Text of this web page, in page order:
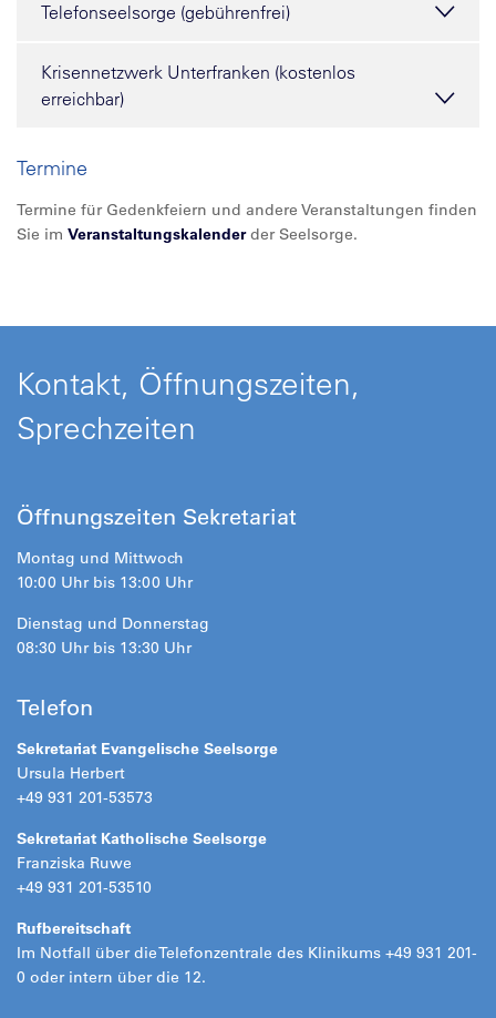
Telefonseelsorge (gebührenfrei)
Krisennetzwerk Unterfranken (kostenlos
erreichbar)
Termine
Termine für Gedenkfeiern und andere Veranstaltungen finden
Sie im Veranstaltungskalenderder Seelsorge.
Kontakt, Öffnungszeiten,
Sprechzeiten
Öffnungszeiten Sekretariat
Montag und Mittwoch
10:00 Uhr bis 13:00 Uhr
Dienstag und Donnerstag
08:30 Uhr bis 13:30 Uhr
Telefon
Sekretariat Evangelische Seelsorge
Ursula Herbert
+49 931 201-53573
Sekretariat Katholische Seelsorge
Franziska Ruwe
+49 931 201-53510
Rufbereitschaft
Im Notfall über die Telefonzentrale des Klinikums +49 931 201-
0 oder intern über die 12.